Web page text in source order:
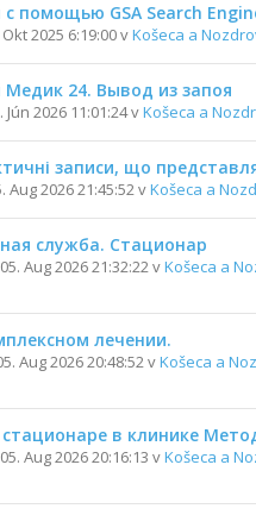
помощью GSA Search
2025 6:19:00 vKošeca a
24. Вывод из запоя
Jún 2026 11:01:24 vKošeca a
записи, що
Aug 2026 21:45:52 vKošeca a
служба. Стационар
Aug 2026 21:32:22 vKošeca a
лечении.
Aug 2026 20:48:52 vKošeca a
в клинике
Aug 2026 20:16:13 vKošeca a